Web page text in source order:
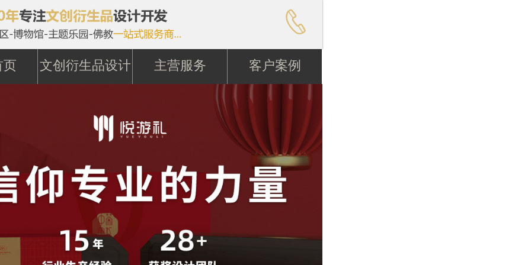

页 文创衍生品设计 主营服务 客户案例